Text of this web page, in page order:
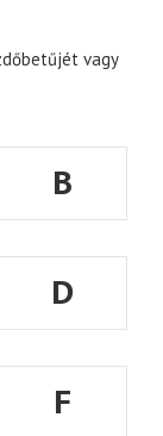
vagy
B
D
F